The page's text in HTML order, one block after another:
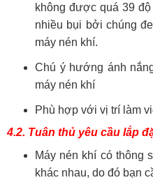
không được quá 39
nhiều bụi bởi chúng
máy nén khí.
Chú ý hướng ánh
máy nén khí
Phù hợp với vị trí làm
4.2. Tuân thủ yêu cầu lắp
Máy nén khí có thông
khác nhau, do đó bạn